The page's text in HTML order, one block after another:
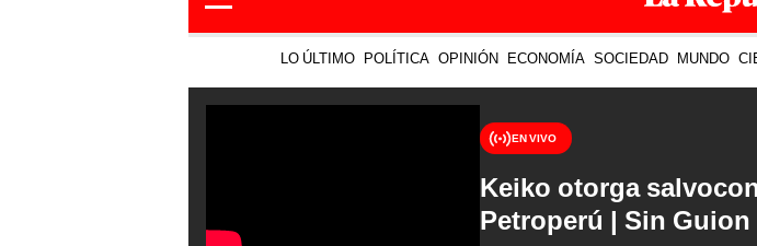
LO ÚLTIMO POLÍTICA OPINIÓN ECONOMÍA SOCIEDAD MUNDO
EN VIVO
Keiko otorga
Petroperú | Sin